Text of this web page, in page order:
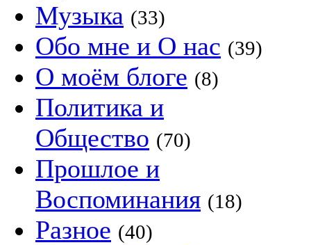
Музыка (33)
Обо мне и О нас (39)
О моём блоге (8)
Политика и
Общество (70)
Прошлое и
Воспоминания (18)
Разное (40)